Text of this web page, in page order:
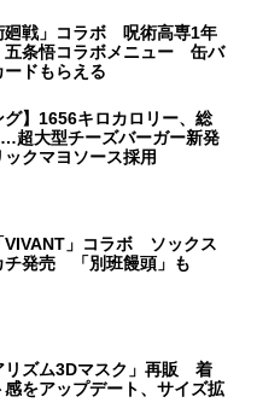
廻戦」コラボ 呪術高専1年
五条悟コラボメニュー 缶バ
ードもらえる
グ】1656キロカロリー、総
超大型チーズバーガー新発
クマヨソース採用
VIVANT」コラボ ソックス
チ発売 「別班饅頭」も
リズム3Dマスク」再販 着
感をアップデート、サイズ拡